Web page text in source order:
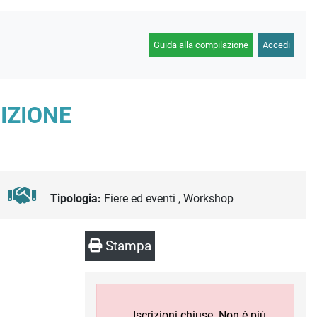
Guida alla compilazione Accedi
Tipologia: Fiere ed eventi , Workshop
Stampa